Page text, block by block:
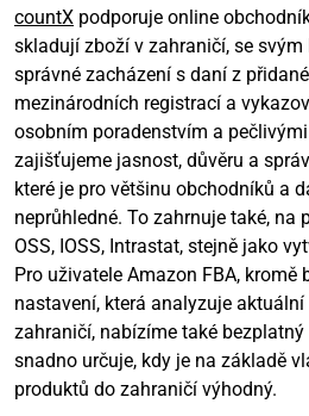
countX podporuje online
skladují zboží v zahraničí, se
správné zacházení s daní z
mezinárodních registrací a
osobním poradenstvím a
zajišťujeme jasnost, důvěru a
které je pro většinu obchodníků a
neprůhledné. To zahrnuje také, na
OSS, IOSS, Intrastat, stejně jako
Pro uživatele Amazon FBA, kromě
nastavení, která analyzuje
zahraničí, nabízíme také bezplatný
snadno určuje, kdy je na základě
produktů do zahraničí výhodný.